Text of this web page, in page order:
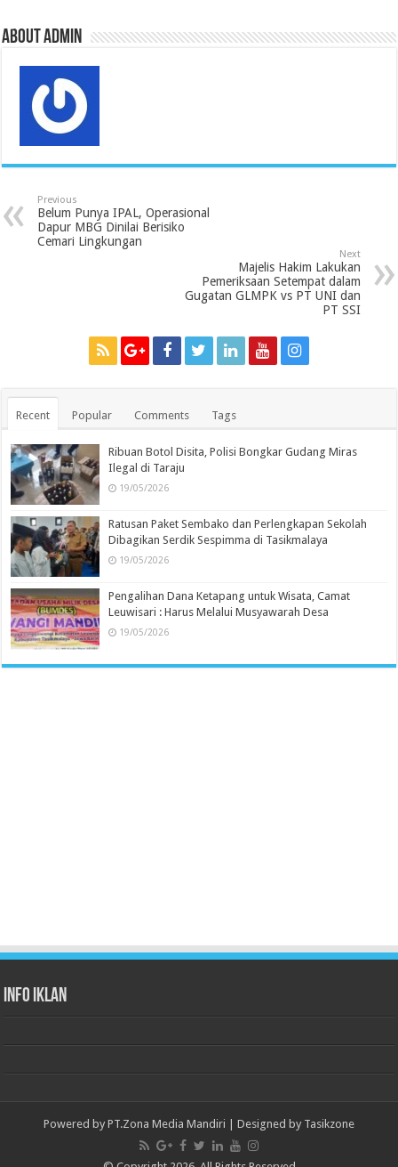
s
About admin
Previous
Belum Punya IPAL, Operasional
Dapur MBG Dinilai Berisiko
Cemari Lingkungan
Next
Majelis Hakim Lakukan
Pemeriksaan Setempat dalam
Gugatan GLMPK vs PT UNI dan
PT SSI
Recent Popular Comments Tags
Ribuan Botol Disita, Polisi Bongkar Gudang Miras
Ilegal di Taraju
19/05/2026
Ratusan Paket Sembako dan Perlengkapan Sekolah
Dibagikan Serdik Sespimma di Tasikmalaya
19/05/2026
Pengalihan Dana Ketapang untuk Wisata, Camat
Leuwisari : Harus Melalui Musyawarah Desa
19/05/2026
Info Iklan
Powered by PT.Zona Media Mandiri | Designed by Tasikzone